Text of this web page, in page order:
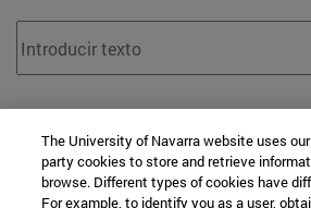
Desde
The University of Navarra website uses
party cookies to store and retrieve
browse. Different types of cookies have
For example, to identify you as a user,